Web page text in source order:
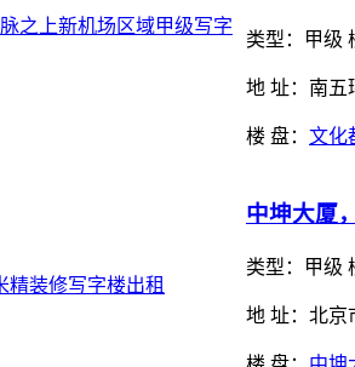
类型： 甲级
地 址：南五
楼 盘： 文化
中坤大厦
类型： 甲级
地 址：北京